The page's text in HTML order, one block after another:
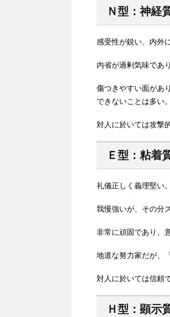
Ｎ型：神経
感受性が鋭い、内外
内省が過剰気味であ
傷つきやすい面があ
できないことは多い。
対人に於いては攻撃
Ｅ型：粘着
礼儀正しく義理堅い
我慢強いが、その分
非常に頑固であり、
地道な努力家だが、
対人に於いては信頼
Ｈ型：顕示